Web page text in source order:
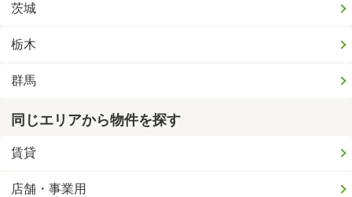
茨城
栃木
群馬
同じエリアから物件を探す
賃貸
店舗・事業用